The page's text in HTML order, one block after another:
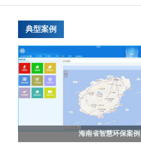
典型案例
海南省智慧环保案例